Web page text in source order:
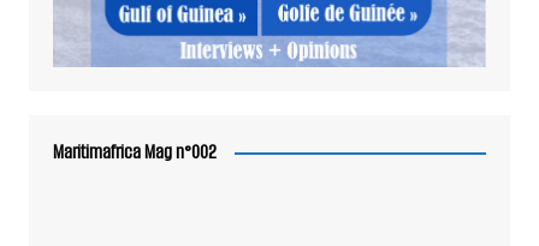
Maritimafrica Mag n°002